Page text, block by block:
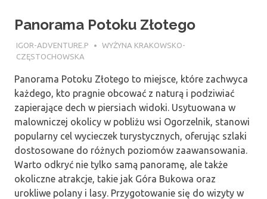
Panorama Potoku Złotego
26 LIPCA 2018
IGOR-ADVENTURE.P
WYŻYNA KRAKOWSKO-
CZĘSTOCHOWSKA
Panorama Potoku Złotego to miejsce, które zachwyca
każdego, kto pragnie obcować z naturą i podziwiać
zapierające dech w piersiach widoki. Usytuowana w
malowniczej okolicy w pobliżu wsi Ogorzelnik, stanowi
popularny cel wycieczek turystycznych, oferując szlaki
dostosowane do różnych poziomów zaawansowania.
Warto odkryć nie tylko samą panoramę, ale także
okoliczne atrakcje, takie jak Góra Bukowa oraz
urokliwe polany i lasy. Przygotowanie się do wizyty w